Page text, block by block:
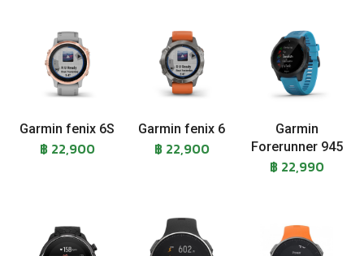
Garmin fenix 6S
฿ 22,900
Garmin fenix 6
฿ 22,900
Garmin
Forerunner 945
฿ 22,990